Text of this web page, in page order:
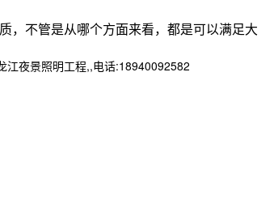
，不管是从哪个方面来看，都是可以满足大
江夜景照明工程,,电话:18940092582